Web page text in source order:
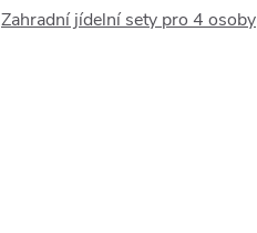
Zahradní jídelní sety pro 4 osoby